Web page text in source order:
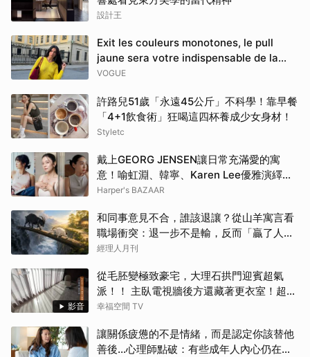
設計王
Exit les couleurs monotones, le pull
jaune sera votre indispensable de la
rentrée
VOGUE
許路兒51歲「永遠45公斤」不科學！靠早餐
「4+1飲食術」狂喝這四杯養成少女身材！
Styletc
戴上GEORG JENSEN讓日常充滿愛的寓
意！喻虹淵、韓寧、Karen Lee優雅演繹全
新FUSION、HERITAGE系列 | BAZAAR
Harper's BAZAAR
和同事意見不合，誰該退讓？從山羊寓言看
職場衝突：退一步不是輸，反而「贏了人
生」
經理人月刊
影音
從毛胚變極致豪宅，大理石拱門迎賓超氣
派！！ 主臥電視牆後方還藏著更衣室！超流
暢「女生夢想空間」大公開！
幸福空間 TV
讓關係疲憊的不是情緒，而是認定你該替他
善後…心理師點破：有些成年人內心仍在等